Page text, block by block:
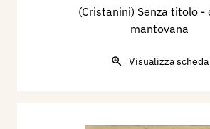
(Cristanini) Senza titolo -
mantovana
Visualizza scheda